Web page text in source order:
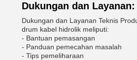
Dukungan dan Layanan:
Dukungan dan Layanan Teknis
drum kabel hidrolik meliputi:
- Bantuan pemasangan
- Panduan pemecahan masalah
- Tips pemeliharaan